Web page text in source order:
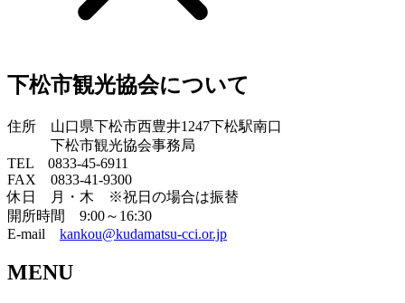
下松市観光協会について
住所 山口県下松市西豊井1247下松駅南口
下松市観光協会事務局
TEL 0833-45-6911
FAX 0833-41-9300
休日 月・木 ※祝日の場合は振替
開所時間 9:00～16:30
E-mail kankou@kudamatsu-cci.or.jp
MENU